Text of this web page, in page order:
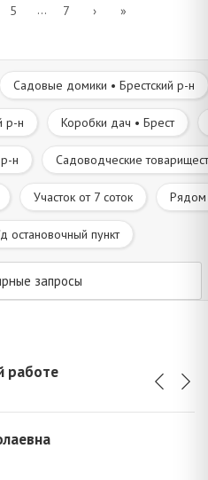
5 ... 7 › »
Садовые домики • Брестский р-н
р-н Коробки дач • Брест
н Садоводческие
Участок от 7 соток Рядом
остановочный пункт
запросы
работе